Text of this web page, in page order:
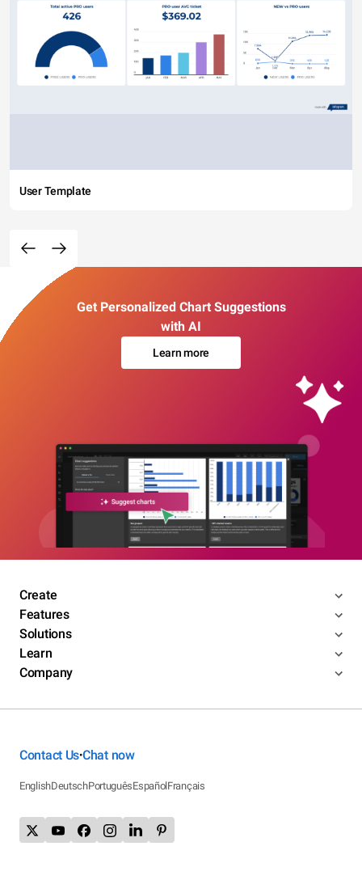
User Template
Get Personalized Chart Suggestions
with AI
Learn more
Create
Features
Solutions
Learn
Company
Contact Us•Chat now
EnglishDeutschPortuguêsEspañolFrançais